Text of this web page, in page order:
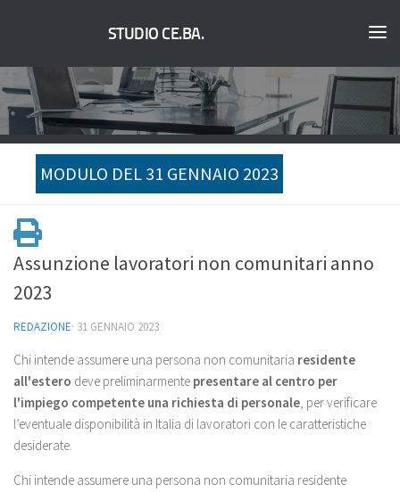
STUDIO CE.BA.
MODULO DEL 31 GENNAIO 2023
Assunzione lavoratori non comunitari anno
2023
REDAZIONE· 31 GENNAIO 2023
Chi intende assumere una persona non comunitaria residente
all'estero deve preliminarmente presentare al centro per
l'impiego competente una richiesta di personale, per verificare
l’eventuale disponibilità in Italia di lavoratori con le caratteristiche
desiderate.
Chi intende assumere una persona non comunitaria residente